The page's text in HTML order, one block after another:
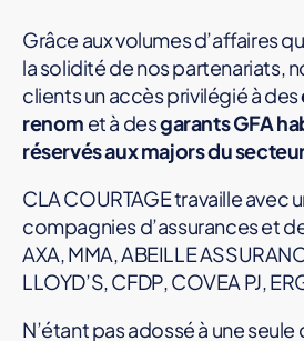
Grâce aux volumes d’affaires
la solidité de nos partenariats,
clients un accès privilégié à des
renom et à desgarants GFA
réservés aux majors du
CLA COURTAGE travaille avec
compagnies d’assurances et
AXA, MMA, ABEILLE
LLOYD’S, CFDP, COVEA PJ,
N’étant pas adossé à une